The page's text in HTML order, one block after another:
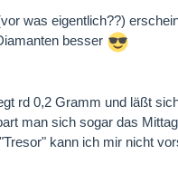
was eigentlich??)
besser
rd 0,2 Gramm und läßt
man sich sogar das
kann ich mir nicht